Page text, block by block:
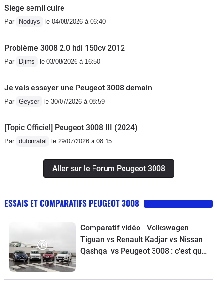
Siege semilicuire
Par Noduys le 04/08/2026 à 06:40
Problème 3008 2.0 hdi 150cv 2012
Par Djims le 03/08/2026 à 16:50
Je vais essayer une Peugeot 3008 demain
Par Geyser le 30/07/2026 à 08:59
[Topic Officiel] Peugeot 3008 III (2024)
Par dufonrafal le 29/07/2026 à 08:15
Aller sur le Forum Peugeot 3008
ESSAIS ET COMPARATIFS PEUGEOT 3008
Comparatif vidéo - Volkswagen
Tiguan vs Renault Kadjar vs Nissan
Qashqai vs Peugeot 3008 : c'est qui